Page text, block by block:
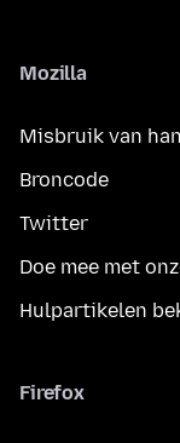
Mozilla
Misbruik van
Broncode
Twitter
Doe mee met
Hulpartikelen
Firefox